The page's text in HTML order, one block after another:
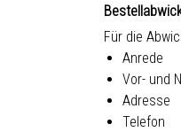
Für die
Anrede
Vor- und
Adresse
Telefon